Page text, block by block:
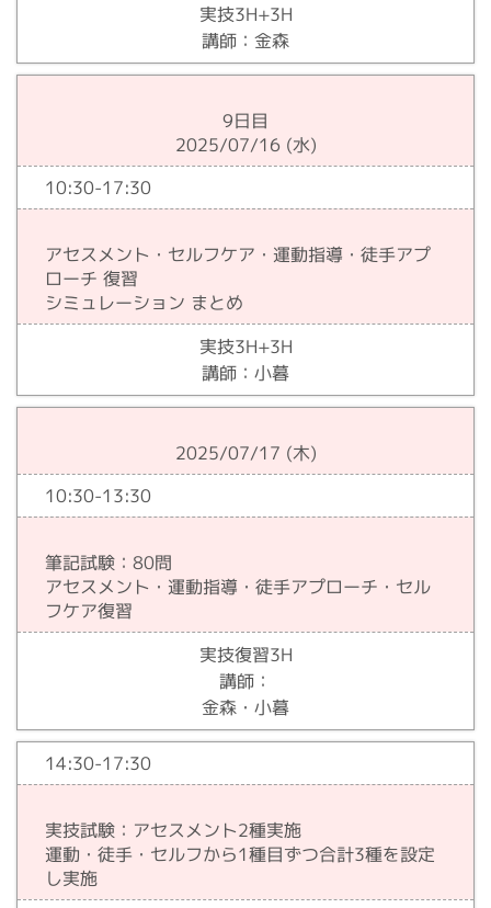
実技3H+3H
講師：金森
9日目
2025/07/16 (水)
10:30-17:30
アセスメント・セルフケア・運動指導・徒手アプ
ローチ 復習
シミュレーション まとめ
実技3H+3H
講師：小暮
2025/07/17 (木)
10:30-13:30
筆記試験：80問
アセスメント・運動指導・徒手アプローチ・セル
フケア復習
実技復習3H
講師：
金森・小暮
14:30-17:30
実技試験：アセスメント2種実施
運動・徒手・セルフから1種目ずつ合計3種を設定
し実施